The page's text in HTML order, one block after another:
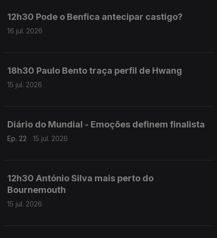
12h30 Pode o Benfica antecipar castigo?
16 jul. 2026
18h30 Paulo Bento traça perfil de Hwang
15 jul. 2026
Diário do Mundial - Emoções definem finalista
Ep. 22 15 jul. 2026
12h30 António Silva mais perto do
Bournemouth
15 jul. 2026